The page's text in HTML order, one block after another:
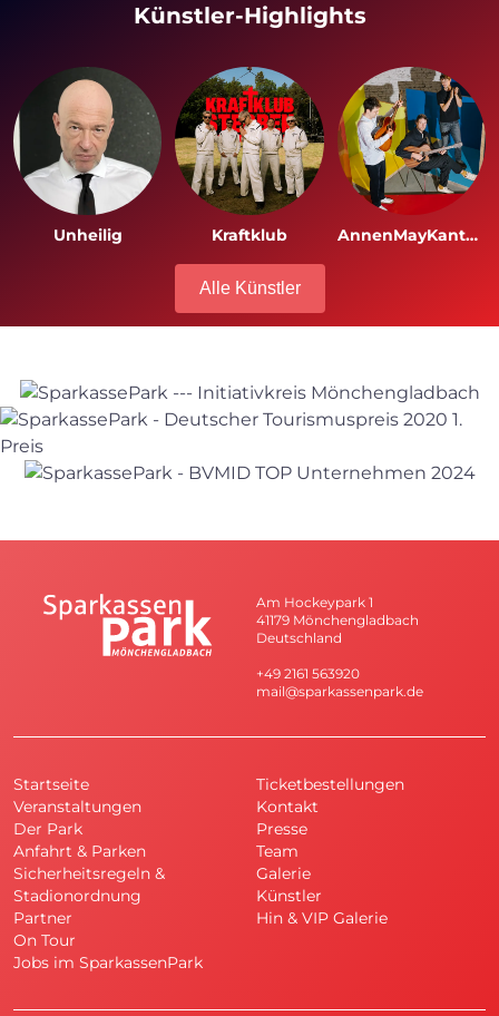
Künstler-Highlights
Unheilig Kraftklub AnnenMayKantereit
Alle Künstler
Am Hockeypark 1
41179 Mönchengladbach
Deutschland
+49 2161 563920
mail@sparkassenpark.de
Startseite
Veranstaltungen
Der Park
Anfahrt & Parken
Sicherheitsregeln &
Stadionordnung
Partner
On Tour
Jobs im SparkassenPark
Ticketbestellungen
Kontakt
Presse
Team
Galerie
Künstler
Hin & VIP Galerie